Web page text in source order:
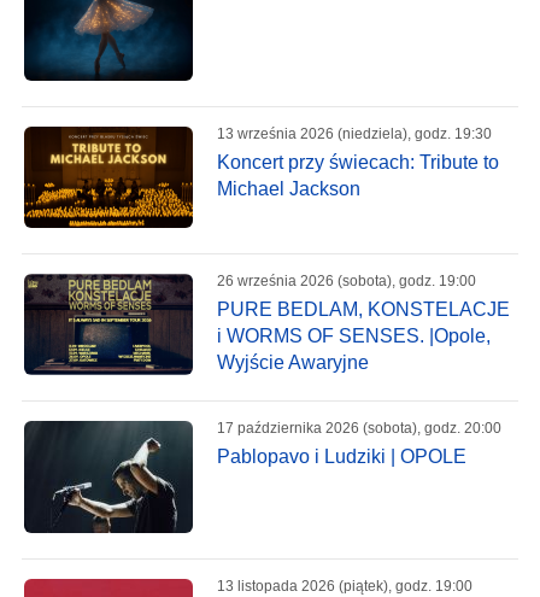
13 września 2026 (niedziela), godz. 19:30
Koncert przy świecach: Tribute to
Michael Jackson
26 września 2026 (sobota), godz. 19:00
PURE BEDLAM, KONSTELACJE
i WORMS OF SENSES. |Opole,
Wyjście Awaryjne
17 października 2026 (sobota), godz. 20:00
Pablopavo i Ludziki | OPOLE
13 listopada 2026 (piątek), godz. 19:00